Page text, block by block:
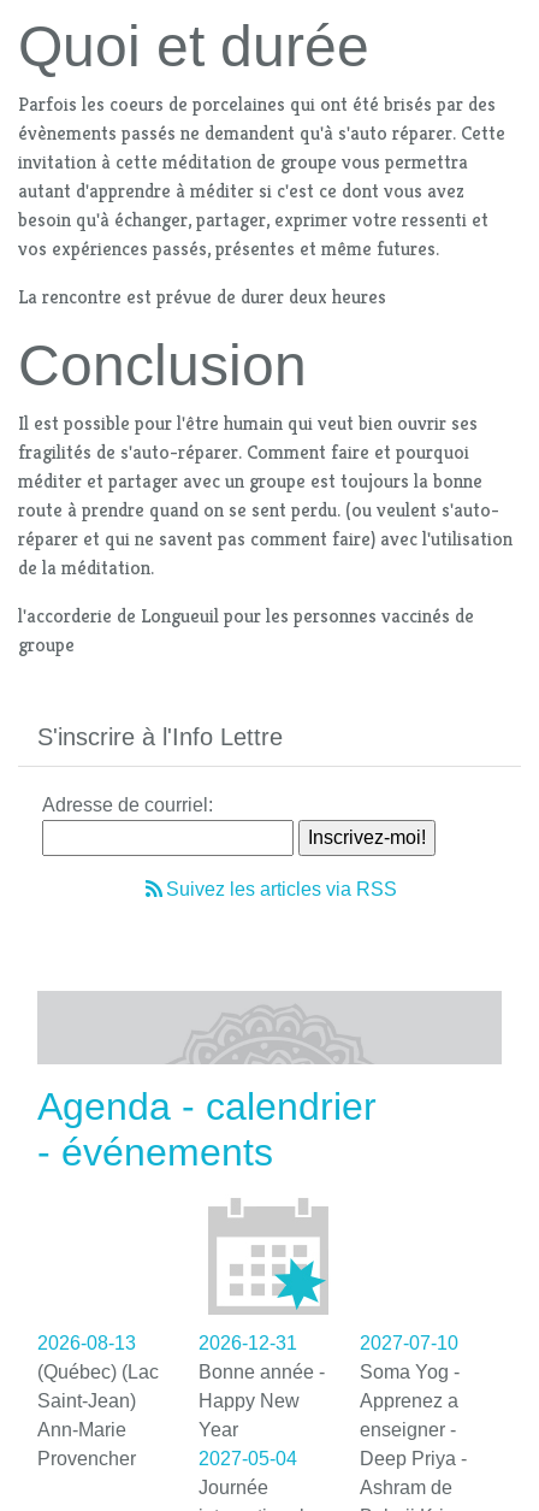
Quoi et durée
Parfois les coeurs de porcelaines qui ont été brisés par des
évènements passés ne demandent qu'à s'auto réparer. Cette
invitation à cette méditation de groupe vous permettra
autant d'apprendre à méditer si c'est ce dont vous avez
besoin qu'à échanger, partager, exprimer votre ressenti et
vos expériences passés, présentes et même futures.
La rencontre est prévue de durer deux heures
Conclusion
Il est possible pour l'être humain qui veut bien ouvrir ses
fragilités de s'auto-réparer. Comment faire et pourquoi
méditer et partager avec un groupe est toujours la bonne
route à prendre quand on se sent perdu. (ou veulent s'auto-
réparer et qui ne savent pas comment faire) avec l'utilisation
de la méditation.
l'accorderie de Longueuil pour les personnes vaccinés de
groupe
S'inscrire à l'Info Lettre
Adresse de courriel:
Suivez les articles via RSS
Agenda - calendrier
- événements
2026-08-13
(Québec) (Lac
Saint-Jean)
Ann-Marie
Provencher
2026-12-31
Bonne année -
Happy New
Year
2027-05-04
Journée
2027-07-10
Soma Yog -
Apprenez a
enseigner -
Deep Priya -
Ashram de